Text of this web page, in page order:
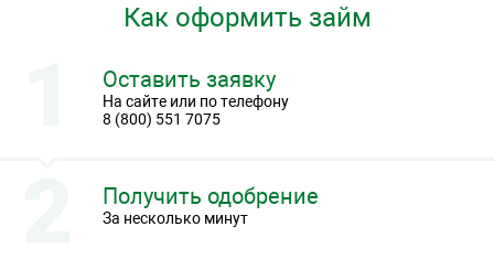
Как оформить займ
На сайте или по телефону
8 (800) 551 7075
Оставить заявку
За несколько минут
Получить одобрение